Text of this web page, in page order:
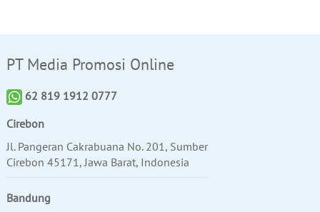
PT Media Promosi Online
62 819 1912 0777
Cirebon
Jl. Pangeran Cakrabuana No. 201, Sumber
Cirebon 45171, Jawa Barat, Indonesia
Bandung